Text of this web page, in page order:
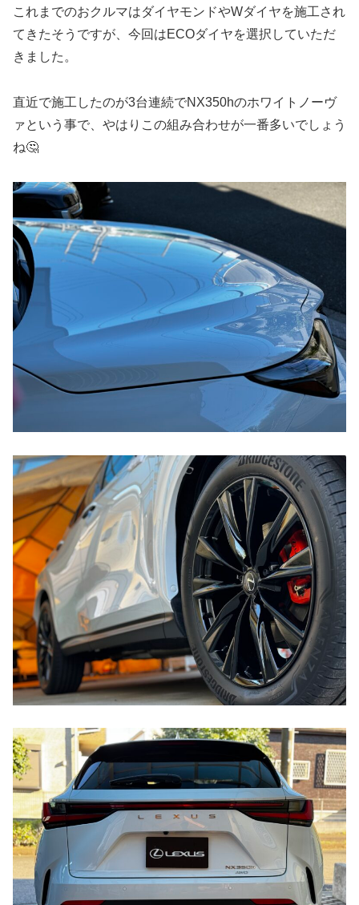
これまでのおクルマはダイヤモンドやWダイヤを施工され
てきたそうですが、今回はECOダイヤを選択していただ
きました。
直近で施工したのが3台連続でNX350hのホワイトノーヴ
ァという事で、やはりこの組み合わせが一番多いでしょう
ね🤔